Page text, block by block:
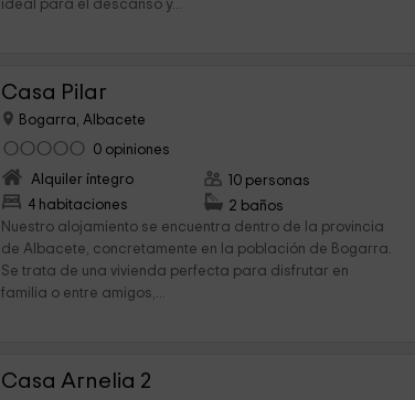
ideal para el descanso y...
Casa Pilar
Bogarra, Albacete
0 opiniones
Alquiler íntegro
4 habitaciones
10 personas
2 baños
Nuestro alojamiento se encuentra dentro de la provincia
de Albacete, concretamente en la población de Bogarra.
Se trata de una vivienda perfecta para disfrutar en
familia o entre amigos,...
Casa Arnelia 2